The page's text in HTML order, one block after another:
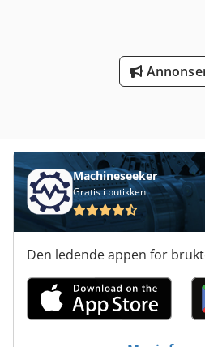
omdreininger: 200 rpm. 6)
80.25D, effekt: 125 kW, skrue: 5-
for profilkontroll,
folietrekk. Inkluderer ekstra 5-
IBC, reservevalser,
avtrekksenheter, kran og
Dokumentasjon tilgjengelig.
Dcjdpfx Ahjv T An Ssksk
Machineseeker
Gratis i butikken
Den ledende appen for